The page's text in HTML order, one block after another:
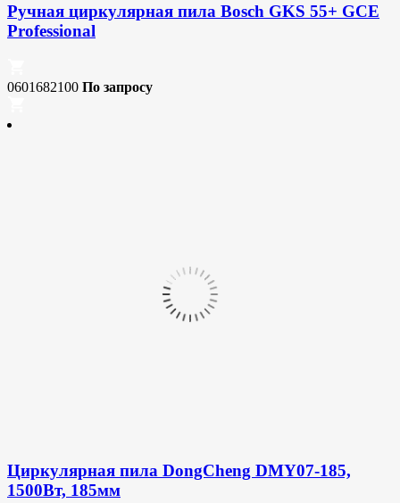
Ручная циркулярная пила Bosch GKS 55+ GCE
Professional
0601682100 По запросу
Циркулярная пила DongCheng DMY07-185,
1500Вт, 185мм